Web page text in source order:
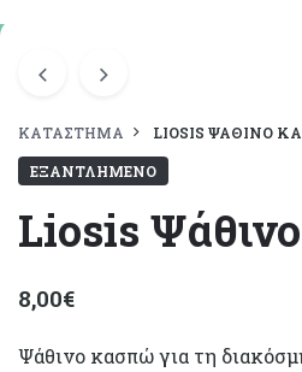
ΚΑΤΆΣΤΗΜΑ
LIOSIS ΨΆΘΙΝΟ
ΕΞΑΝΤΛΗΜΈΝΟ
Liosis
8,00€
Ψάθινο κασπώ για τη